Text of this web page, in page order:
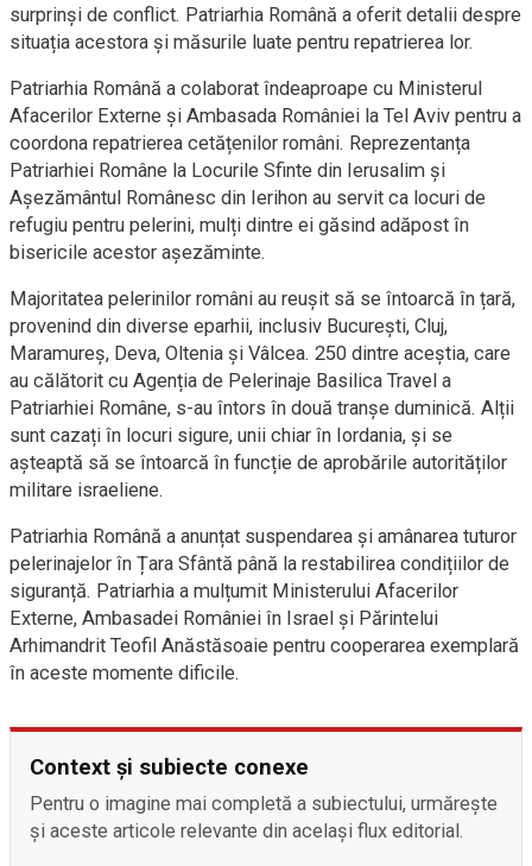
surprinși de conflict. Patriarhia Română a oferit detalii despre
situația acestora și măsurile luate pentru repatrierea lor.
Patriarhia Română a colaborat îndeaproape cu Ministerul
Afacerilor Externe și Ambasada României la Tel Aviv pentru a
coordona repatrierea cetățenilor români. Reprezentanța
Patriarhiei Române la Locurile Sfinte din Ierusalim și
Așezământul Românesc din Ierihon au servit ca locuri de
refugiu pentru pelerini, mulți dintre ei găsind adăpost în
bisericile acestor așezăminte.
Majoritatea pelerinilor români au reușit să se întoarcă în țară,
provenind din diverse eparhii, inclusiv București, Cluj,
Maramureș, Deva, Oltenia și Vâlcea. 250 dintre aceștia, care
au călătorit cu Agenția de Pelerinaje Basilica Travel a
Patriarhiei Române, s-au întors în două tranșe duminică. Alții
sunt cazați în locuri sigure, unii chiar în Iordania, și se
așteaptă să se întoarcă în funcție de aprobările autorităților
militare israeliene.
Patriarhia Română a anunțat suspendarea și amânarea tuturor
pelerinajelor în Țara Sfântă până la restabilirea condițiilor de
siguranță. Patriarhia a mulțumit Ministerului Afacerilor
Externe, Ambasadei României în Israel și Părintelui
Arhimandrit Teofil Anăstăsoaie pentru cooperarea exemplară
în aceste momente dificile.
Context și subiecte conexe
Pentru o imagine mai completă a subiectului, urmărește
și aceste articole relevante din același flux editorial.